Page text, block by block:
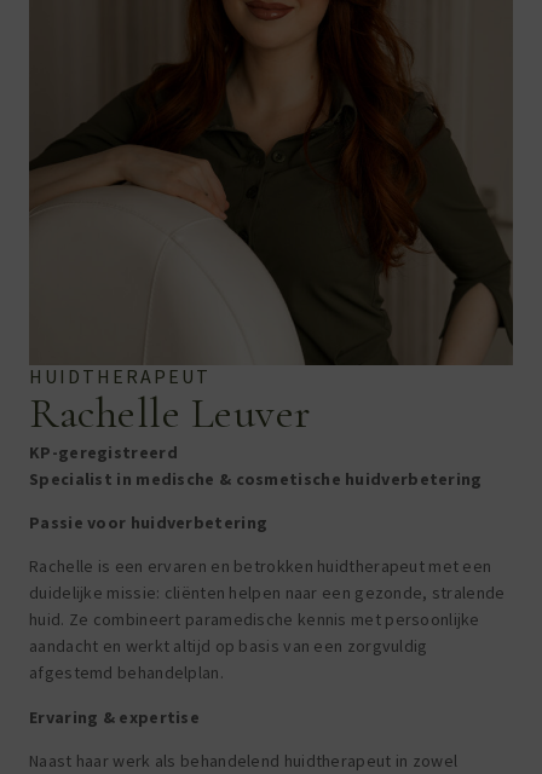
HUIDTHERAPEUT
Rachelle Leuver
KP-geregistreerd
Specialist in medische & cosmetische huidverbetering
Passie voor huidverbetering
Rachelle is een ervaren en betrokken huidtherapeut met een
duidelijke missie: cliënten helpen naar een gezonde, stralende
huid. Ze combineert paramedische kennis met persoonlijke
aandacht en werkt altijd op basis van een zorgvuldig
afgestemd behandelplan.
Ervaring & expertise
Naast haar werk als behandelend huidtherapeut in zowel